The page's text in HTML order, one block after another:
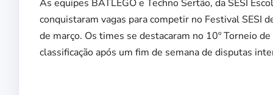
As equipes BATLEGO e Techno Sertão, da SESI
conquistaram vagas para competir no Festival SESI
de março. Os times se destacaram no 10º Torneio
classificação após um fim de semana de disputas